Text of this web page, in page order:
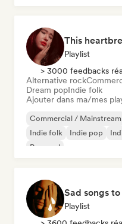
Playlist
> 3000 feedbacks
Alternative rock
Dream popIndie folk
Ajouter dans ma/mes
Commercial / Mainstream
Indie folk
Indie pop
Pop soul
Sad songs
Playlist